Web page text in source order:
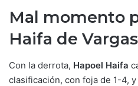
Mal momento
Haifa de Vargas
Con la derrota, Hapoel Haifa
clasificación, con foja de 1-4,